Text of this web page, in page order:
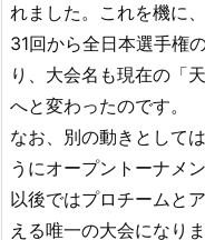
れました。これを機に
31回から全日本選手権
り、大会名も現在の「
へと変わったのです。
なお、別の動きとして
うにオープントーナメ
以後ではプロチームと
える唯一の大会になり